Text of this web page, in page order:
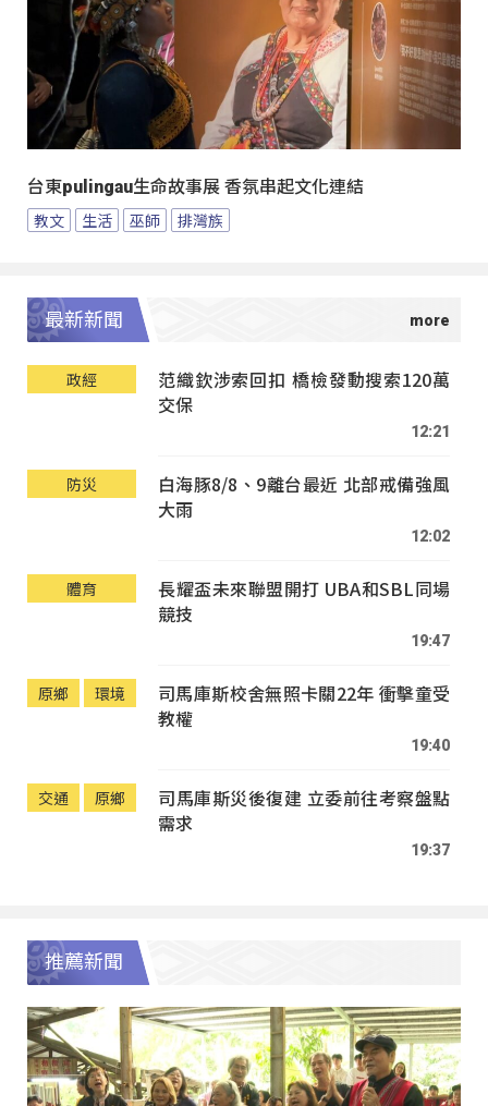
台東pulingau生命故事展 香氛串起文化連結
教文 生活 巫師 排灣族
最新新聞
政經
范織欽涉索回扣 橋檢發動搜索120萬
交保
12:21
防災
白海豚8/8、9離台最近 北部戒備強風
大雨
12:02
體育
長耀盃未來聯盟開打 UBA和SBL同場
競技
19:47
原鄉 環境
司馬庫斯校舍無照卡關22年 衝擊童受
教權
19:40
交通 原鄉
司馬庫斯災後復建 立委前往考察盤點
需求
19:37
推薦新聞